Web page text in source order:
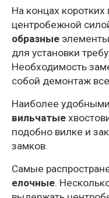
На концах
центробежной
образные
для установки
Необходимость
собой демонтаж
Наиболее
вильчатые
подобно вилке и
замков.
Самые
елочные.